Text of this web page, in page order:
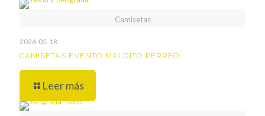
Camisetas
2026-05-18
CAMISETAS EVENTO MALDITO PERREO
Leer más